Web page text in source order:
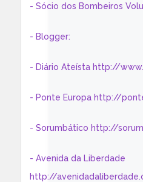
- Sócio dos Bombeiros
- Blogger:
- Diário Ateísta http://
- Ponte Europa http://
- Sorumbático http://
- Avenida da Liberdade
http://